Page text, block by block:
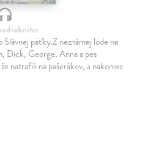
päťky.Z neznámej lode na
Dick, George, Anna a pes
natrafili na pašerákov, a nakoniec